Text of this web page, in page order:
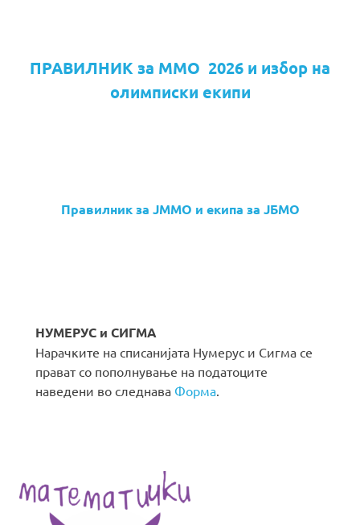
ПРАВИЛНИК за ММО 2026 и избор на
олимписки екипи
Правилник за ЈММО и екипа за ЈБМО
НУМЕРУС и СИГМА
Нарачките на списанијата Нумерус и Сигма се
прават со пополнување на податоците
наведени во следнава Форма